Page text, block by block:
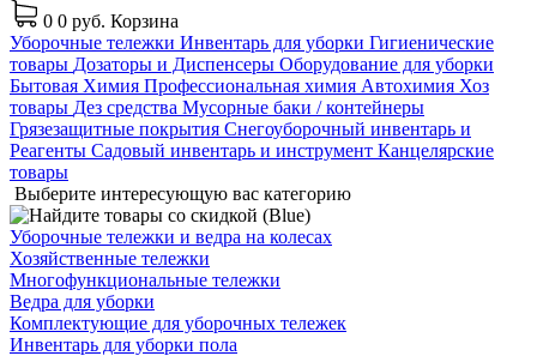
0 0 руб. Корзина
Уборочные тележки Инвентарь для уборки Гигиенические
товары Дозаторы и Диспенсеры Оборудование для уборки
Бытовая Химия Профессиональная химия Автохимия Хоз
товары Дез средства Мусорные баки / контейнеры
Грязезащитные покрытия Снегоуборочный инвентарь и
Реагенты Садовый инвентарь и инструмент Канцелярские
товары
Выберите интересующую вас категорию
Уборочные тележки и ведра на колесах
Хозяйственные тележки
Многофункциональные тележки
Ведра для уборки
Комплектующие для уборочных тележек
Инвентарь для уборки пола